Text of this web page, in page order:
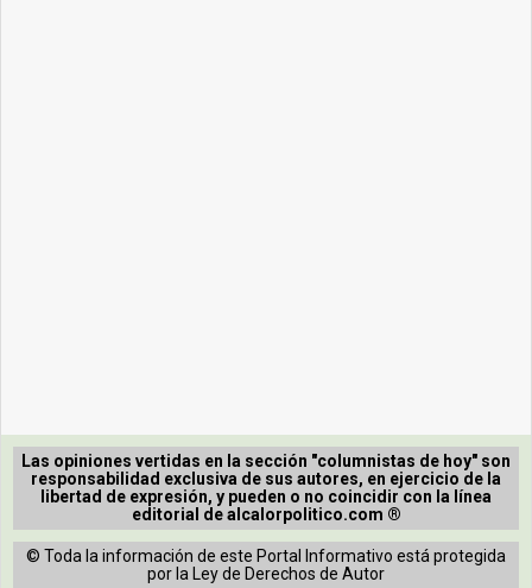
Las opiniones vertidas en la sección "columnistas de hoy" son
responsabilidad exclusiva de sus autores, en ejercicio de la
libertad de expresión, y pueden o no coincidir con la línea
editorial de alcalorpolitico.com ®
© Toda la información de este Portal Informativo está protegida
por la Ley de Derechos de Autor